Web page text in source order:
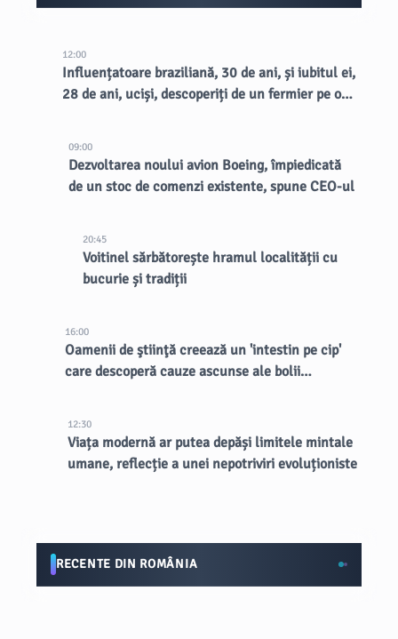
12:00
Influențatoare braziliană, 30 de ani, și iubitul ei,
28 de ani, uciși, descoperiți de un fermier pe o
09:00
Dezvoltarea noului avion Boeing, împiedicată
de un stoc de comenzi existente, spune CEO-ul
20:45
Voitinel sărbătorește hramul localității cu
bucurie și tradiții
16:00
Oamenii de ştiinţă creează un 'intestin pe cip'
care descoperă cauze ascunse ale bolii
12:30
Viața modernă ar putea depăși limitele mintale
umane, reflecție a unei nepotriviri evoluționiste
RECENTE DIN ROMÂNIA